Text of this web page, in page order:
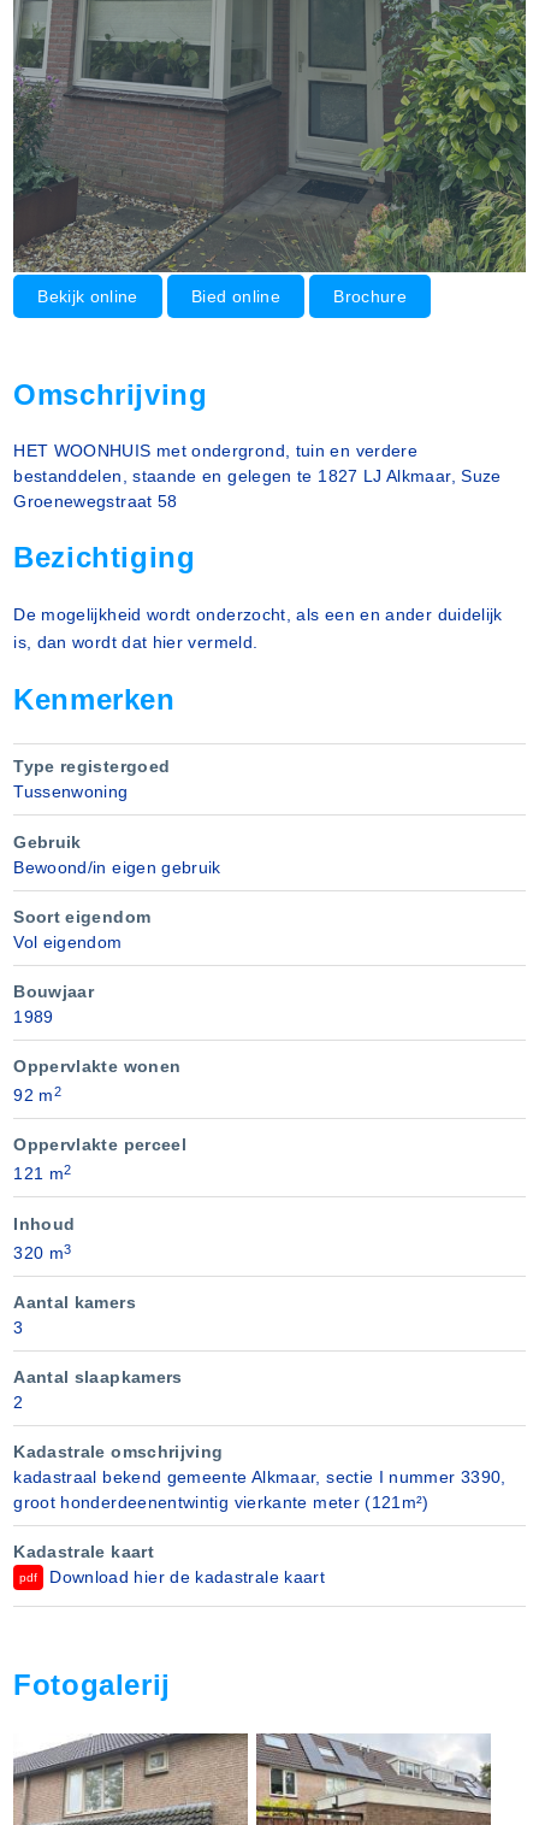
Bekijk online Bied online Brochure
Omschrijving
HET WOONHUIS met ondergrond, tuin en verdere
bestanddelen, staande en gelegen te 1827 LJ Alkmaar, Suze
Groenewegstraat 58
Bezichtiging
De mogelijkheid wordt onderzocht, als een en ander duidelijk
is, dan wordt dat hier vermeld.
Kenmerken
Type registergoed
Tussenwoning
Gebruik
Bewoond/in eigen gebruik
Soort eigendom
Vol eigendom
Bouwjaar
1989
Oppervlakte wonen
92 m2
Oppervlakte perceel
121 m2
Inhoud
320 m3
Aantal kamers
3
Aantal slaapkamers
2
Kadastrale omschrijving
kadastraal bekend gemeente Alkmaar, sectie I nummer 3390,
groot honderdeenentwintig vierkante meter (121m²)
Kadastrale kaart
pdf Download hier de kadastrale kaart
Fotogalerij